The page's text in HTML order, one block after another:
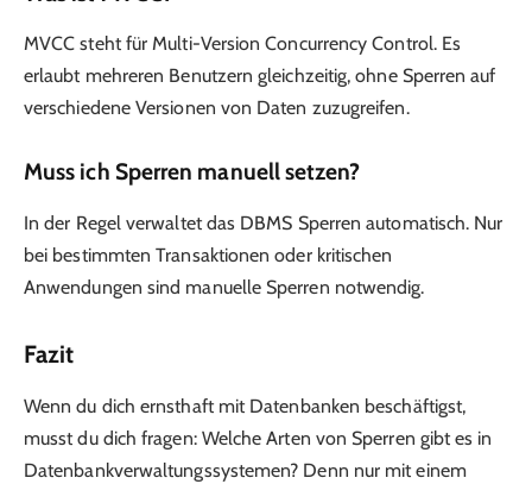
MVCC steht für Multi-Version Concurrency Control. Es
erlaubt mehreren Benutzern gleichzeitig, ohne Sperren auf
verschiedene Versionen von Daten zuzugreifen.
Muss ich Sperren manuell setzen?
In der Regel verwaltet das DBMS Sperren automatisch. Nur
bei bestimmten Transaktionen oder kritischen
Anwendungen sind manuelle Sperren notwendig.
Fazit
Wenn du dich ernsthaft mit Datenbanken beschäftigst,
musst du dich fragen: Welche Arten von Sperren gibt es in
Datenbankverwaltungssystemen? Denn nur mit einem